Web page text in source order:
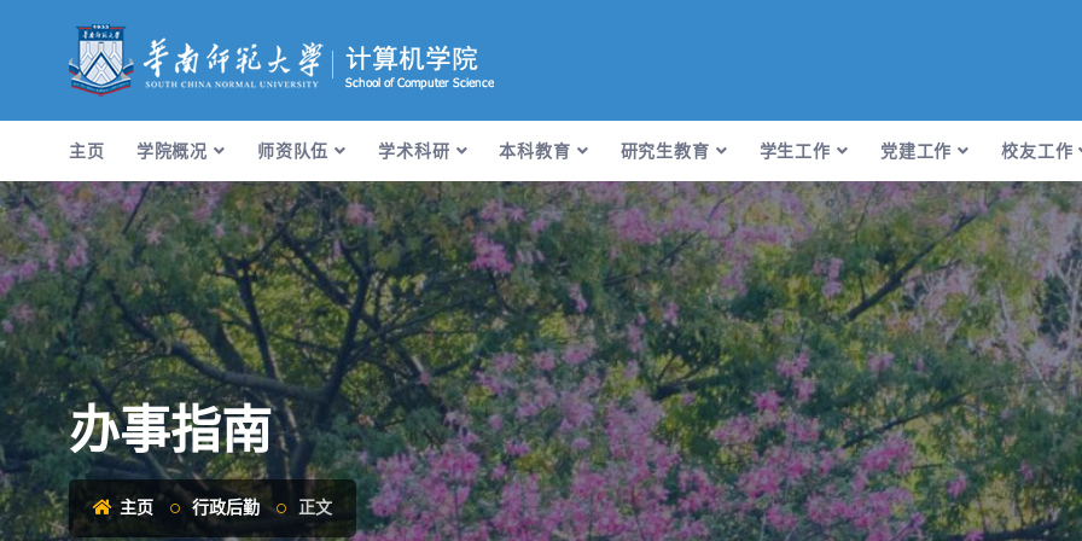
主页 学院概况 师资队伍 学术科研 本科教育 研究生教育 学生工作 党建工作 校友工作
办事指南
主页 行政后勤 正文